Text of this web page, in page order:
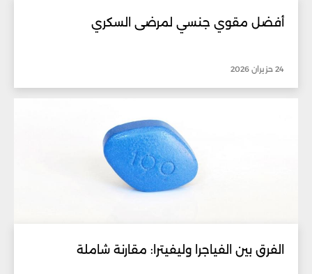
أفضل مقوي جنسي لمرضى السكري
24 حزيران 2026
الفرق بين الفياجرا وليفيترا: مقارنة شاملة